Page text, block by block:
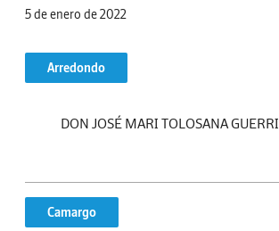
5 de enero de 2022
Arredondo
DON JOSÉ MARI TOLOSANA GUERRI
Camargo